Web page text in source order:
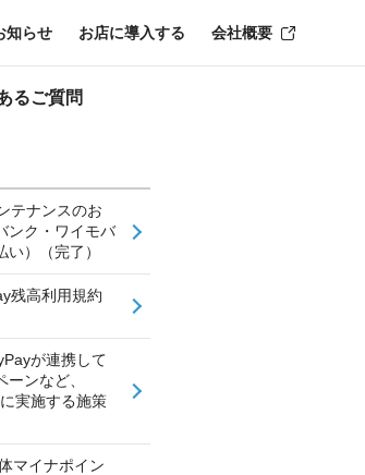
るご質問
知らせ お店に導入する 会社概要
テナンスのお
ンク・ワイモバ
）（完了）
残高利用規約
が連携して
ンなど、
実施する施策
マイナポイン